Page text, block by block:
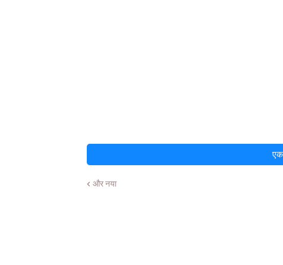
एक
और नया